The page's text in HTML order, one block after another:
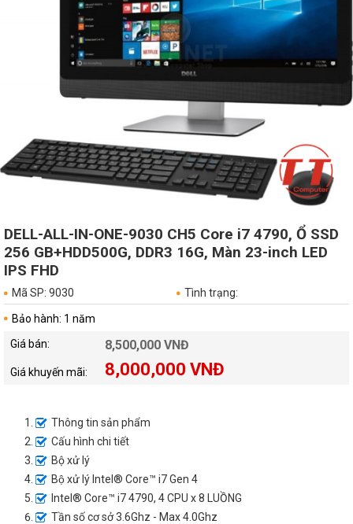
DELL-ALL-IN-ONE-9030 CH5 Core i7 4790, Ổ SSD
256 GB+HDD500G, DDR3 16G, Màn 23-inch LED
IPS FHD
Mã SP: 9030 Tình trạng:
Bảo hành: 1 năm
Giá bán:
8,500,000 VNĐ
Giá khuyến mãi: 8,000,000 VNĐ
Thông tin sản phẩm
Cấu hình chi tiết
Bộ xử lý
Bộ xử lý Intel® Core™ i7 Gen 4
Intel® Core™ i7 4790, 4 CPU x 8 LUỒNG
Tần số cơ sở 3.6Ghz - Max 4.0Ghz